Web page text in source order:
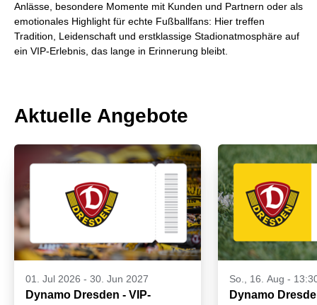
Anlässe, besondere Momente mit Kunden und Partnern oder als
emotionales Highlight für echte Fußballfans: Hier treffen
Tradition, Leidenschaft und erstklassige Stadionatmosphäre auf
ein VIP-Erlebnis, das lange in Erinnerung bleibt.
Aktuelle Angebote
01. Jul 2026 - 30. Jun 2027
Dynamo Dresden - VIP-
So., 16. Aug -
Dynamo